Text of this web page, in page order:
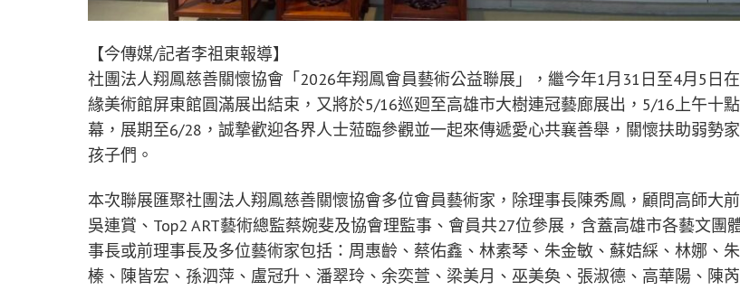
【今傳媒/記者李祖東報導】
社團法人翔鳳慈善關懷協會「2026年翔鳳會員藝術公益聯展」，繼今年1月31日至4月5日
緣美術館屏東館圓滿展出結束，又將於5/16巡廻至高雄市大樹連冠藝廊展出，5/16上午十
幕，展期至6/28，誠摯歡迎各界人士蒞臨參觀並一起來傳遞愛心共襄善舉，關懷扶助弱勢
孩子們。
本次聯展匯聚社團法人翔鳳慈善關懷協會多位會員藝術家，除理事長陳秀鳳，顧問高師大
吳連賞、Top2 ART藝術總監蔡婉斐及協會理監事、會員共27位參展，含蓋高雄市各藝文團
事長或前理事長及多位藝術家包括：周惠齡、蔡佑鑫、林素琴、朱金敏、蘇姞綵、林娜、
榛、陳皆宏、孫泗萍、盧冠升、潘翠玲、余奕萱、梁美月、巫美奐、張淑德、高華陽、陳芮